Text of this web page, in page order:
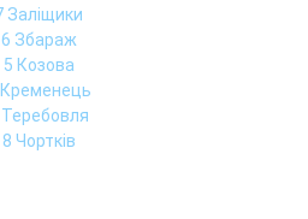
Заліщики
6 Збараж
5 Козова
8 Чортків